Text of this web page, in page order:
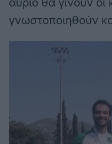
γνωστοποιηθούν